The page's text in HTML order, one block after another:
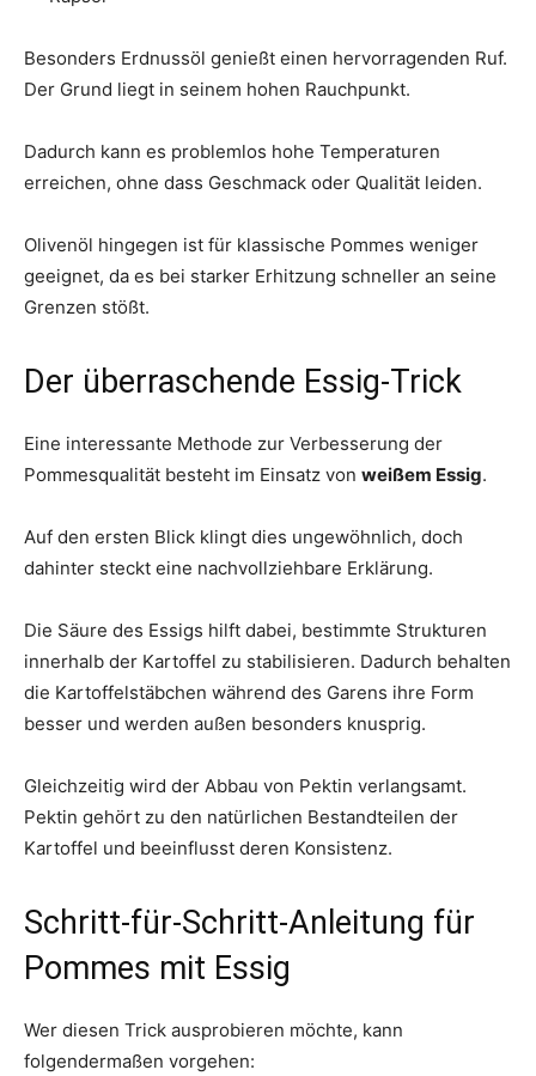
Besonders Erdnussöl genießt einen hervorragenden Ruf.
Der Grund liegt in seinem hohen Rauchpunkt.
Dadurch kann es problemlos hohe Temperaturen
erreichen, ohne dass Geschmack oder Qualität leiden.
Olivenöl hingegen ist für klassische Pommes weniger
geeignet, da es bei starker Erhitzung schneller an seine
Grenzen stößt.
Der überraschende Essig-Trick
Eine interessante Methode zur Verbesserung der
Pommesqualität besteht im Einsatz von weißem Essig.
Auf den ersten Blick klingt dies ungewöhnlich, doch
dahinter steckt eine nachvollziehbare Erklärung.
Die Säure des Essigs hilft dabei, bestimmte Strukturen
innerhalb der Kartoffel zu stabilisieren. Dadurch behalten
die Kartoffelstäbchen während des Garens ihre Form
besser und werden außen besonders knusprig.
Gleichzeitig wird der Abbau von Pektin verlangsamt.
Pektin gehört zu den natürlichen Bestandteilen der
Kartoffel und beeinflusst deren Konsistenz.
Schritt-für-Schritt-Anleitung für
Pommes mit Essig
Wer diesen Trick ausprobieren möchte, kann
folgendermaßen vorgehen: